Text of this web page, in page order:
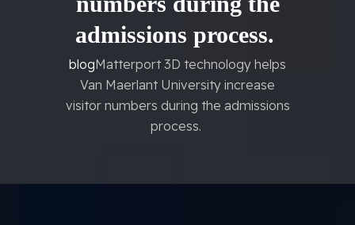
admissions process.
blogMatterport 3D technology helps
Van Maerlant University increase
visitor numbers during the admissions
process.